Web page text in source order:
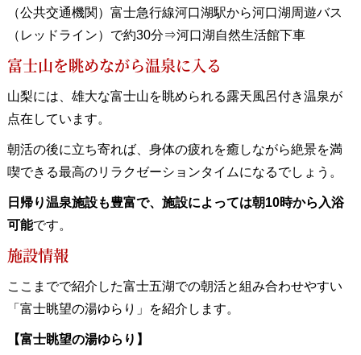
（公共交通機関）富士急行線河口湖駅から河口湖周遊バス
（レッドライン）で約30分⇒河口湖自然生活館下車
富士山を眺めながら温泉に入る
山梨には、雄大な富士山を眺められる露天風呂付き温泉が
点在しています。
朝活の後に立ち寄れば、身体の疲れを癒しながら絶景を満
喫できる最高のリラクゼーションタイムになるでしょう。
日帰り温泉施設も豊富で、施設によっては朝10時から入浴
可能です。
施設情報
ここまでで紹介した富士五湖での朝活と組み合わせやすい
「富士眺望の湯ゆらり」を紹介します。
【富士眺望の湯ゆらり】